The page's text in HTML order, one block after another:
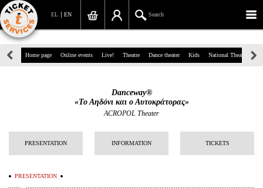
EN
EL Search
39, Panepistimiou Str, Athens
info@ticketservices.gr
Sign up/Sign in
Home page Online events Live! Theatre Dance theater Kids National Theatre
Danceway®
«Το Αηδόνι και ο Αυτοκράτορας»
ACROPOL Theater
PRESENTATION INFORMATION TICKETS
PRESENTATION